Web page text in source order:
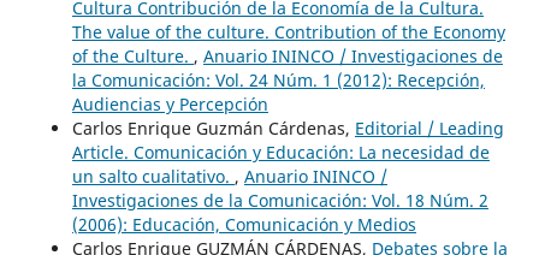
Cultura Contribución de la Economía de la Cultura.
The value of the culture. Contribution of the Economy
of the Culture. , Anuario ININCO / Investigaciones de
la Comunicación: Vol. 24 Núm. 1 (2012): Recepción,
Audiencias y Percepción
Carlos Enrique Guzmán Cárdenas, Editorial / Leading
Article. Comunicación y Educación: La necesidad de
un salto cualitativo. , Anuario ININCO /
Investigaciones de la Comunicación: Vol. 18 Núm. 2
(2006): Educación, Comunicación y Medios
Carlos Enrique GUZMÁN CÁRDENAS, Debates sobre la